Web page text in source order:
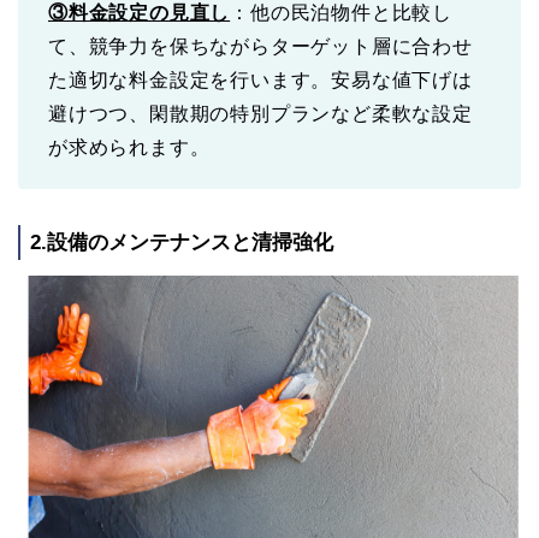
③料金設定の見直し ：他の民泊物件と比較し
て、競争力を保ちながらターゲット層に合わせ
た適切な料金設定を行います。安易な値下げは
避けつつ、閑散期の特別プランなど柔軟な設定
が求められます。
2.設備のメンテナンスと清掃強化